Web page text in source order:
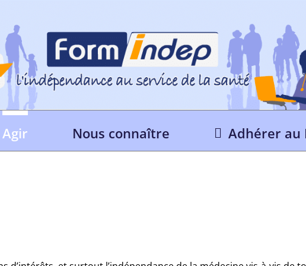
Agir Nous connaître Adhérer au